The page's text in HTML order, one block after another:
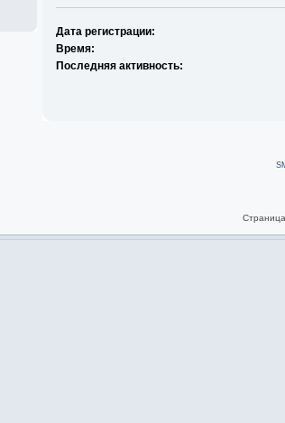
Дата регистрации:
Время:
Последняя активность: